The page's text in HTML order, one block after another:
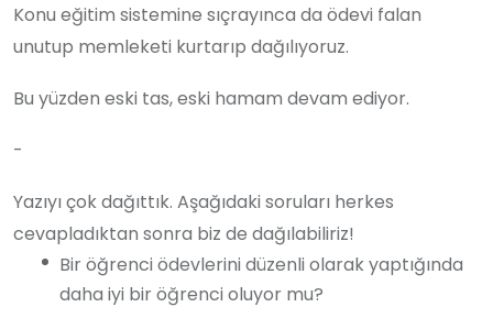
Konu eğitim sistemine sıçrayınca da ödevi falan
unutup memleketi kurtarıp dağılıyoruz.
Bu yüzden eski tas, eski hamam devam ediyor.
-
Yazıyı çok dağıttık. Aşağıdaki soruları herkes
cevapladıktan sonra biz de dağılabiliriz!
Bir öğrenci ödevlerini düzenli olarak yaptığında
daha iyi bir öğrenci oluyor mu?